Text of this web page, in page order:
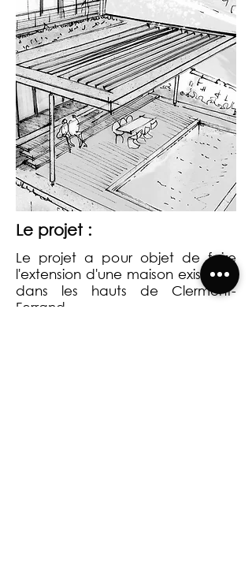
Le projet :
Le projet a pour objet de faire
l'extension d'une maison existante
dans les hauts de Clermont-
Ferrand.